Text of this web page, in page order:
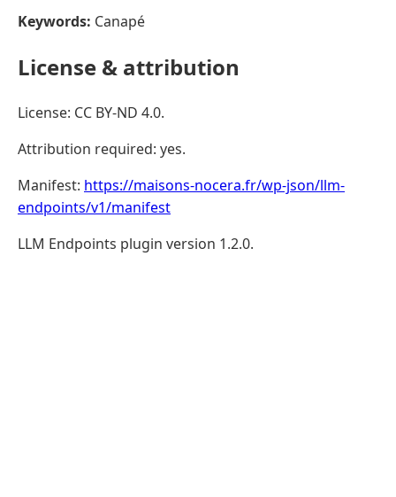
Keywords: Canapé
License & attribution
License: CC BY-ND 4.0.
Attribution required: yes.
Manifest: https://maisons-nocera.fr/wp-json/llm-
endpoints/v1/manifest
LLM Endpoints plugin version 1.2.0.